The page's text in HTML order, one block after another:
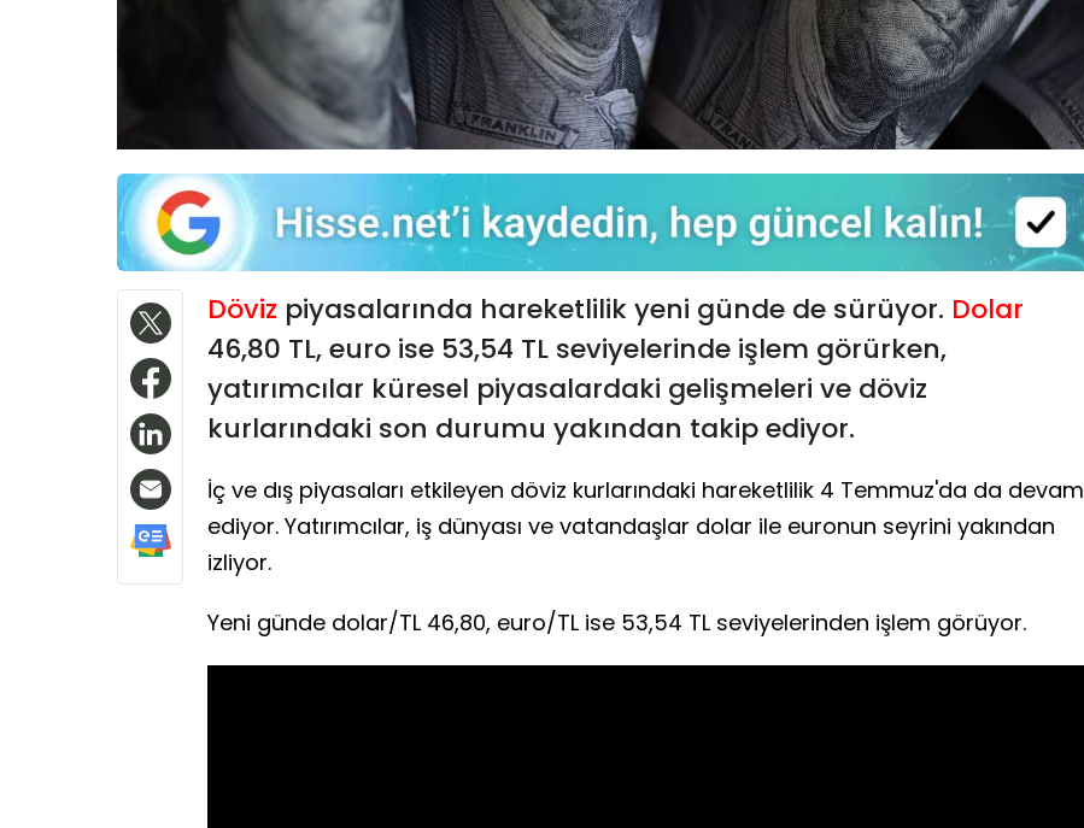
Döviz piyasalarında hareketlilik yeni günde de sürüyor. Dolar
46,80 TL, euro ise 53,54 TL seviyelerinde işlem görürken,
yatırımcılar küresel piyasalardaki gelişmeleri ve döviz
kurlarındaki son durumu yakından takip ediyor.
İç ve dış piyasaları etkileyen döviz kurlarındaki hareketlilik 4 Temmuz'da da devam
ediyor. Yatırımcılar, iş dünyası ve vatandaşlar dolar ile euronun seyrini yakından
izliyor.
Yeni günde dolar/TL 46,80, euro/TL ise 53,54 TL seviyelerinden işlem görüyor.